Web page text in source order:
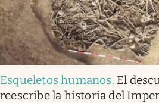
Esqueletos humanos. El
reescribe la historia del